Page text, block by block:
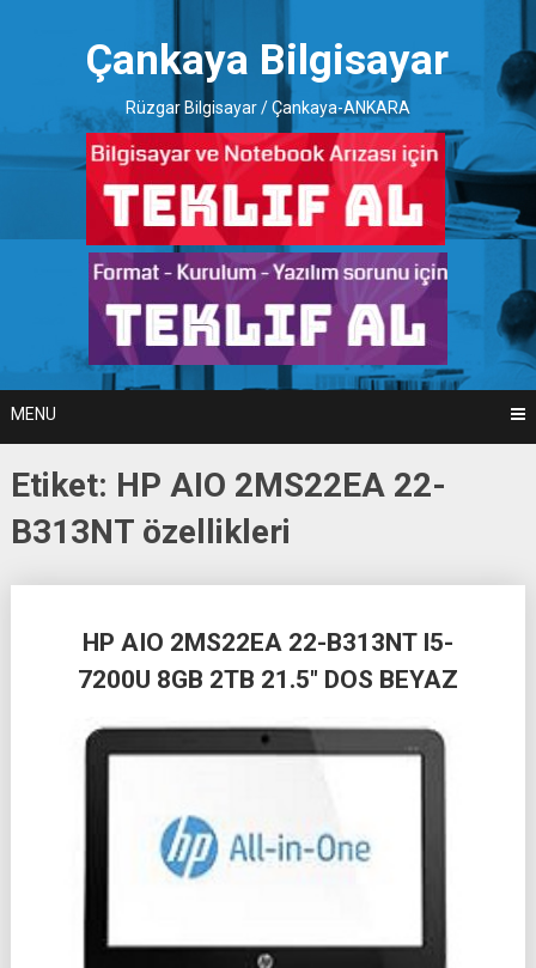
Çankaya Bilgisayar
Rüzgar Bilgisayar / Çankaya-ANKARA
MENU
Etiket: HP AIO 2MS22EA 22-
B313NT özellikleri
HP AIO 2MS22EA 22-B313NT I5-
7200U 8GB 2TB 21.5″ DOS BEYAZ
navigation